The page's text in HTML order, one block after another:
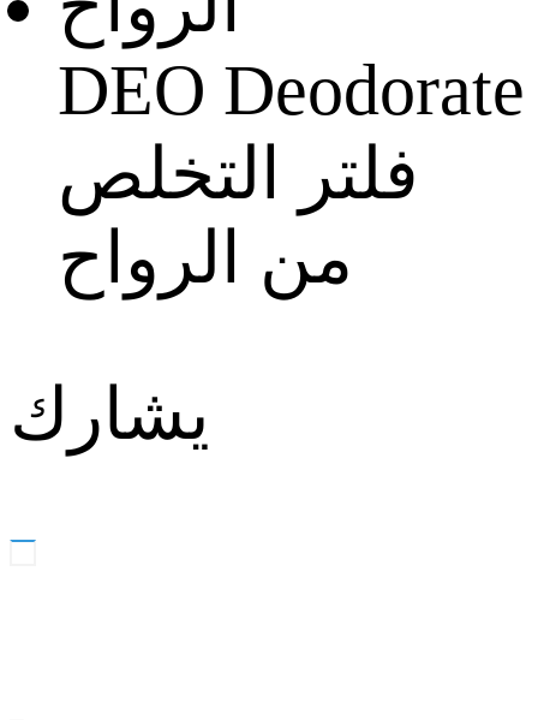
DEO Deodorate
فلتر التخلص
من الرواح
يشارك